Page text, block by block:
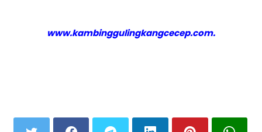
www.kambinggulingkangcecep.com.